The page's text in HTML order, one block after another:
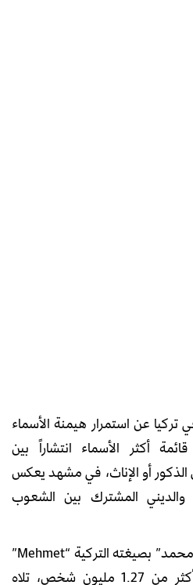
عن استمرار هيمنة الأسماء
أكثر الأسماء انتشاراً بين
الذكور أو الإناث، في مشهد يعكس
والديني المشترك بين الشعوب
وبحسب البيانات، جاء اسم “محمد” بصيغته التركية “Mehmet”
في صدارة أسماء الذكور بأكثر من 1.27 مليون شخص، تلاه